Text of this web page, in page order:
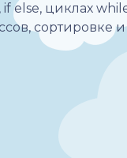
else, циклах
сортировке